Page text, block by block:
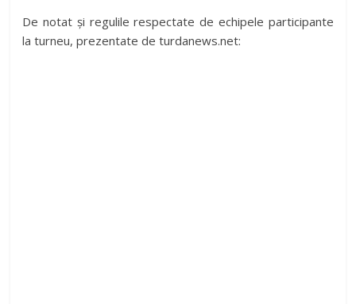
De notat și regulile respectate de echipele participante
la turneu, prezentate de turdanews.net: